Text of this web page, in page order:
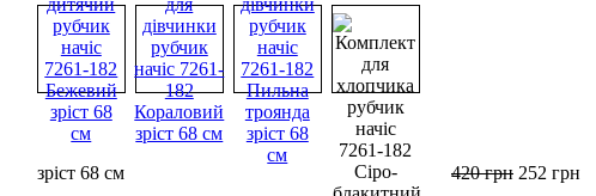
зріст 68 см 420грн 252 грн